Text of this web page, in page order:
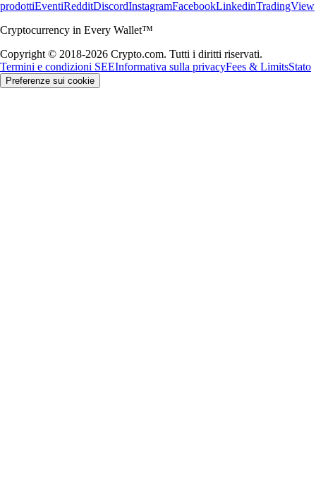
prodottiEventiRedditDiscordInstagramFacebookLinkedinTradingView
Cryptocurrency in Every Wallet™
Copyright © 2018-2026 Crypto.com. Tutti i diritti riservati.
Termini e condizioni SEEInformativa sulla privacyFees & LimitsStato
Preferenze sui cookie